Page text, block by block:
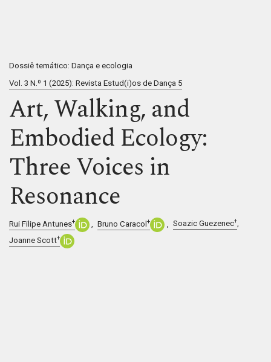
Dossiê temático: Dança e ecologia
Vol. 3 N.º 1 (2025): Revista Estud(i)os de Dança 5
Art, Walking, and
Embodied Ecology:
Three Voices in
Resonance
Rui Filipe Antunes+ Bruno Caracol+ Soazic Guezenec+
Joanne Scott+